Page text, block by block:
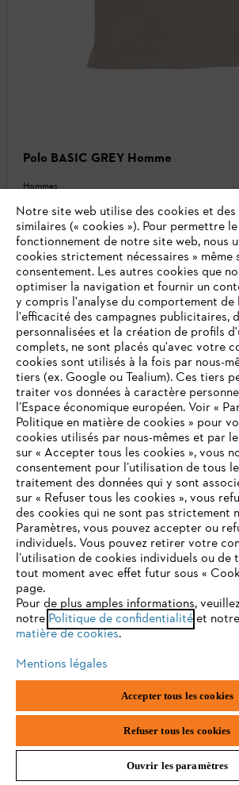
Polo BASIC GREY Homme
Hommes
39,90 €*
Comparer
Polo BASIC BLUE Homme
VOTRE NAVIGATEUR
N'EST PLUS PRIS EN
Vous utilisez un navigateur Internet que
en charge, et certaines fonctionnalités de
peuvent fonctionner correctement. Pour une
optimale de notre site, nous vous
l'un des navigateurs suivants :
firefox
edge
Notre site web utilise des cookies et
similaires (« cookies »). Pour permettre
fonctionnement de notre site web, nous
cookies strictement nécessaires » même
consentement. Les autres cookies que
optimiser la navigation et fournir un
y compris l'analyse du comportement
l'efficacité des campagnes publicitaires,
personnalisées et la création de profils
complets, ne sont placés qu'avec votre
cookies sont utilisés à la fois par nous-
tiers (ex. Google ou Tealium). Ces tiers
traiter vos données à caractère
l’Espace économique européen. Voir «
Politique en matière de cookies » pour
cookies utilisés par nous-mêmes et par
sur « Accepter tous les cookies », vous
consentement pour l’utilisation de tous
traitement des données qui y sont
sur « Refuser tous les cookies », vous
des cookies qui ne sont pas strictement
Paramètres, vous pouvez accepter ou
individuels. Vous pouvez retirer votre
l’utilisation de cookies individuels ou de
tout moment avec effet futur sous «
page.
Pour de plus amples informations,
notre Politique de confidentialitéet notre
matière de cookies.
Mentions légales
Accepter tous les cookies
Refuser tous les cookies
Ouvrir les paramètres